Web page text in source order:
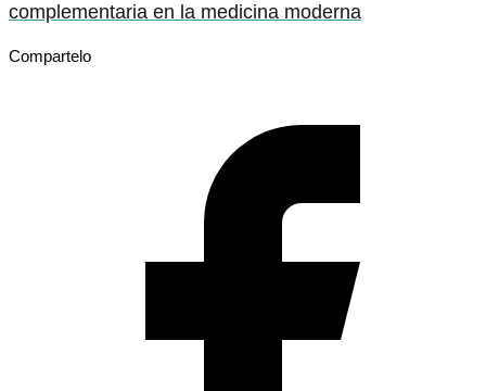
complementaria en la medicina moderna
Compartelo